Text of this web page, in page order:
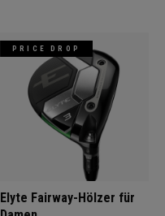
PRICE DROP
Elyte Fairway-Hölzer für